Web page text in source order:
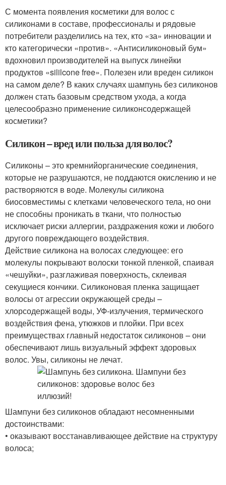
С момента появления косметики для волос с
силиконами в составе, профессионалы и рядовые
потребители разделились на тех, кто «за» инновации и
кто категорически «против». «Антисиликоновый бум»
вдохновил производителей на выпуск линейки
продуктов «sililcone free». Полезен или вреден силикон
на самом деле? В каких случаях шампунь без силиконов
должен стать базовым средством ухода, а когда
целесообразно применение силиконсодержащей
косметики?
Силикон – вред или польза для волос?
Силиконы – это кремнийорганические соединения,
которые не разрушаются, не поддаются окислению и не
растворяются в воде. Молекулы силикона
биосовместимы с клетками человеческого тела, но они
не способны проникать в ткани, что полностью
исключает риски аллергии, раздражения кожи и любого
другого повреждающего воздействия.
Действие силикона на волосах следующее: его
молекулы покрывают волоски тонкой пленкой, спаивая
«чешуйки», разглаживая поверхность, склеивая
секущиеся кончики. Силиконовая пленка защищает
волосы от агрессии окружающей среды –
хлорсодержащей воды, УФ-излучения, термического
воздействия фена, утюжков и плойки. При всех
преимуществах главный недостаток силиконов – они
обеспечивают лишь визуальный эффект здоровых
волос. Увы, силиконы не лечат.
Шампуни без силиконов обладают несомненными
достоинствами:
• оказывают восстанавливающее действие на структуру
волоса;